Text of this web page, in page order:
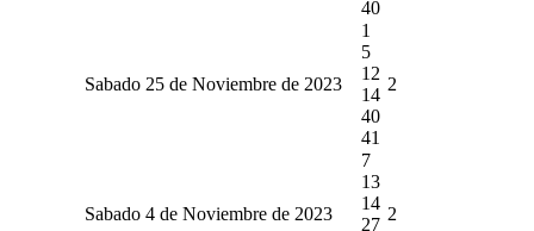
40
Sabado 25 de Noviembre de 2023
1
5
12
14
40
41
2
Sabado 4 de Noviembre de 2023
7
13
14
27
2